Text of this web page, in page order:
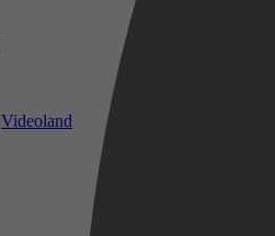
Videoland